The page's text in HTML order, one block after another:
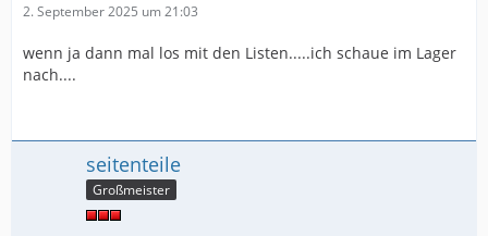
2. September 2025 um 21:03
wenn ja dann mal los mit den Listen.....ich schaue im Lager
nach....
seitenteile
Großmeister